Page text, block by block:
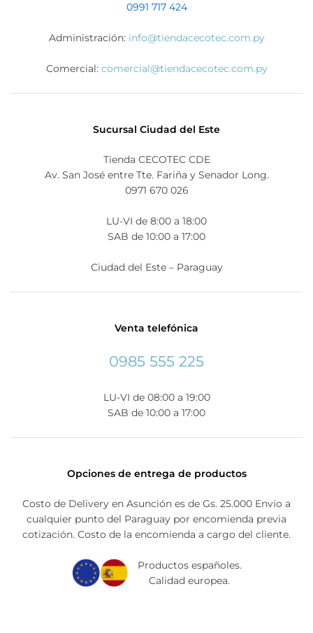
0991 717 424
Administración: info@tiendacecotec.com.py
Comercial: comercial@tiendacecotec.com.py
Sucursal Ciudad del Este
Tienda CECOTEC CDE
Av. San José entre Tte. Fariña y Senador Long.
0971 670 026
LU-VI de 8:00 a 18:00
SAB de 10:00 a 17:00
Ciudad del Este – Paraguay
Venta telefónica
0985 555 225
LU-VI de 08:00 a 19:00
SAB de 10:00 a 17:00
Opciones de entrega de productos
Costo de Delivery en Asunción es de Gs. 25.000 Envío a
cualquier punto del Paraguay por encomienda previa
cotización. Costo de la encomienda a cargo del cliente.
Productos españoles.
Calidad europea.